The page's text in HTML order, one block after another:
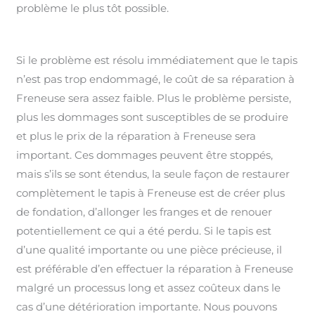
problème le plus tôt possible.
Si le problème est résolu immédiatement que le tapis
n’est pas trop endommagé, le coût de sa réparation à
Freneuse sera assez faible. Plus le problème persiste,
plus les dommages sont susceptibles de se produire
et plus le prix de la réparation à Freneuse sera
important. Ces dommages peuvent être stoppés,
mais s’ils se sont étendus, la seule façon de restaurer
complètement le tapis à Freneuse est de créer plus
de fondation, d’allonger les franges et de renouer
potentiellement ce qui a été perdu. Si le tapis est
d’une qualité importante ou une pièce précieuse, il
est préférable d’en effectuer la réparation à Freneuse
malgré un processus long et assez coûteux dans le
cas d’une détérioration importante. Nous pouvons